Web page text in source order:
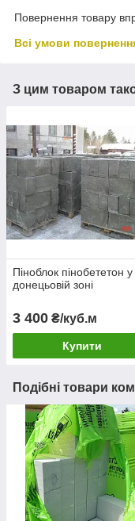
Повернення товару
Всі умови
З цим товаром
Піноблок пінобететон у
донецьовій зоні
3 400 ₴/куб.м
Купити
Подібні товари